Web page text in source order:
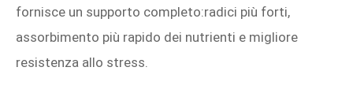
fornisce un supporto completo:radici più forti,
assorbimento più rapido dei nutrienti e migliore
resistenza allo stress.